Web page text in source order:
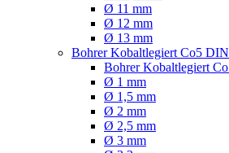
Ø 11 mm
Ø 12 mm
Ø 13 mm
Bohrer Kobaltlegiert Co5
Bohrer Kobaltlegiert
Ø 1 mm
Ø 1,5 mm
Ø 2 mm
Ø 2,5 mm
Ø 3 mm